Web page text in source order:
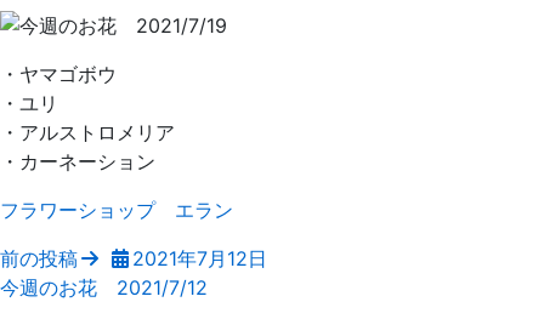
・ヤマゴボウ
・ユリ
・アルストロメリア
・カーネーション
フラワーショップ エラン
前の投稿
2021年7月12日
今週のお花 2021/7/12